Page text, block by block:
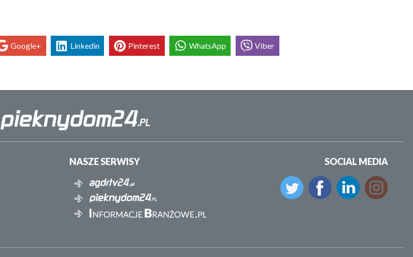
Google+ Linkedin Pinterest WhatsApp Viber
NASZE SERWISY SOCIAL MEDIA